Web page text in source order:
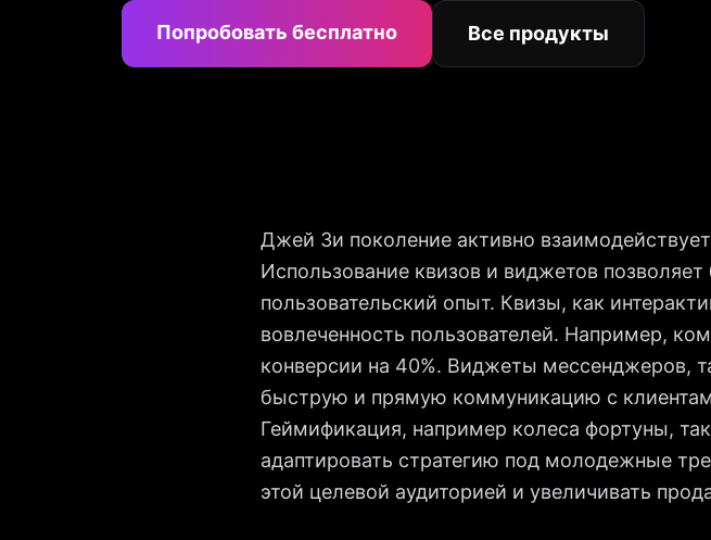
Попробовать бесплатно Все продукты
Джей Зи поколение активно
Использование квизов и виджетов
пользовательский опыт. Квизы, как
вовлеченность пользователей. Например,
конверсии на 40%. Виджеты мессенджеров,
быструю и прямую коммуникацию с
Геймификация, например колеса фортуны,
адаптировать стратегию под молодежные
этой целевой аудиторией и увеличивать